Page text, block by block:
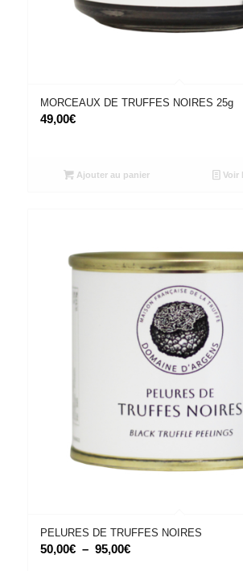
MORCEAUX DE TRUFFES NOIRES 25g
49,00€
Ajouter au panier Voir
PELURES DE TRUFFES NOIRES
50,00€ – 95,00€Plage